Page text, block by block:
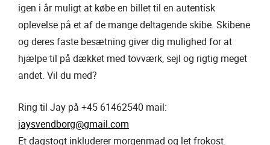
igen i år muligt at købe en billet til en autentisk
oplevelse på et af de mange deltagende skibe. Skibene
og deres faste besætning giver dig mulighed for at
hjælpe til på dækket med tovværk, sejl og rigtig meget
andet. Vil du med?
Ring til Jay på +45 61462540 mail:
jaysvendborg@gmail.com
Et dagstogt inkluderer morgenmad og let frokost.